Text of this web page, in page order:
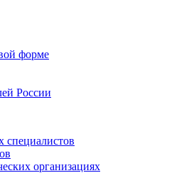
форме
России
специалистов
организациях